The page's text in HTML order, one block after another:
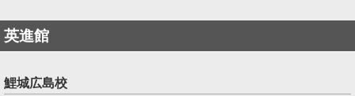
英進館
鯉城広島校